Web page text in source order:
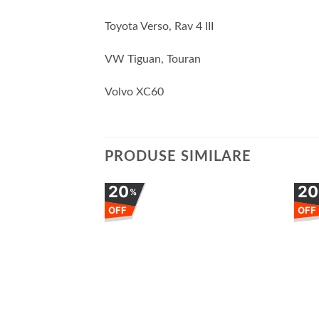
Toyota Verso, Rav 4 III
VW Tiguan, Touran
Volvo XC60
PRODUSE SIMILARE
20%
OFF OFF